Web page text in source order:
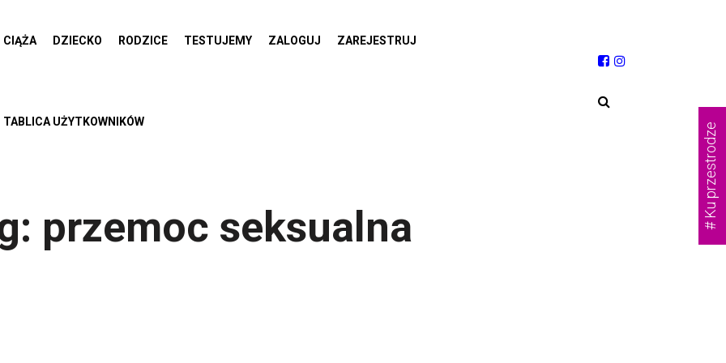
CIĄŻA DZIECKO RODZICE TESTUJEMY ZALOGUJ ZAREJESTRUJ
TABLICA UŻYTKOWNIKÓW
przemoc seksualna # Ku przestrodze